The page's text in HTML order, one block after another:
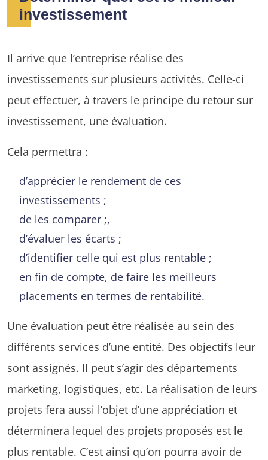
investissement
Il arrive que l’entreprise réalise des
investissements sur plusieurs activités. Celle-ci
peut effectuer, à travers le principe du retour sur
investissement, une évaluation.
Cela permettra :
d’apprécier le rendement de ces
investissements ;
de les comparer ;,
d’évaluer les écarts ;
d’identifier celle qui est plus rentable ;
en fin de compte, de faire les meilleurs
placements en termes de rentabilité.
Une évaluation peut être réalisée au sein des
différents services d’une entité. Des objectifs leur
sont assignés. Il peut s’agir des départements
marketing, logistiques, etc. La réalisation de leurs
projets fera aussi l’objet d’une appréciation et
déterminera lequel des projets proposés est le
plus rentable. C’est ainsi qu’on pourra avoir de